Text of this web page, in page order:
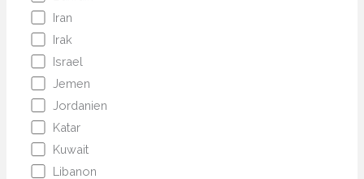
Iran
Irak
Israel
Jemen
Jordanien
Katar
Kuwait
Libanon